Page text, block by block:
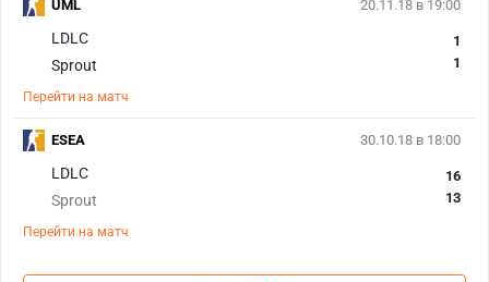
20.11.18 в 19:00
LDLC
Sprout
1
1
Перейти на матч
UML
30.10.18 в 18:00
LDLC
Sprout
16
13
Перейти на матч
ESEA